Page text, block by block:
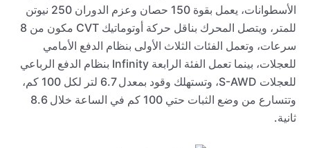
الأسطوانات، يعمل بقوة 150 حصان وعزم الدوران 250 نيوتن
للمتر، ويتصل المحرك بناقل حركة أوتوماتيك CVT مكون من 8
سرعات، وتعمل الفئات الثلاث الأولى بنظام الدفع الأمامي
للعجلات، بينما تعمل الفئة الرابعة Infinity بنظام الدفع الرباعي
للعجلات S-AWD، وتستهلك وقود بمعدل 6.7 لتر لكل 100 كم،
وتتسارع من وضع الثبات حتي 100 كم في الساعة خلال 8.6
ثانية.